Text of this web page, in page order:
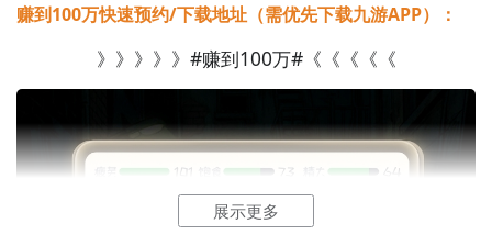
赚到100万快速预约/下载地址（需优先下载九游APP）：
》》》》》#赚到100万#《《《《《
展示更多